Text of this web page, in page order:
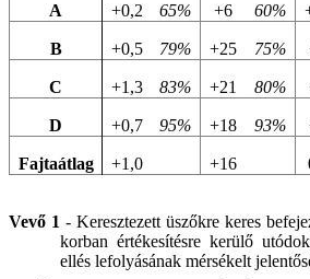
A +0,2 65% +6 60%
B +0,5 79% +25 75%
C +1,3 83% +21 80%
D +0,7 95% +18 93%
Fajtaátlag +1,0 +16
Vevő 1 - Keresztezett üszőkre keres
korban értékesítésre kerülő
ellés lefolyásának mérsékelt